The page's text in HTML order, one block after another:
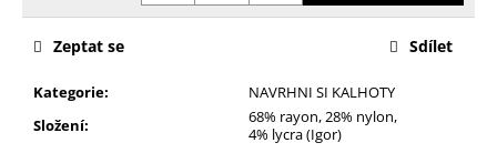
Kategorie:
NAVRHNI SI KALHOTY
Složení:
68% rayon, 28% nylon,
4% lycra (Igor)
Zeptat se Sdílet